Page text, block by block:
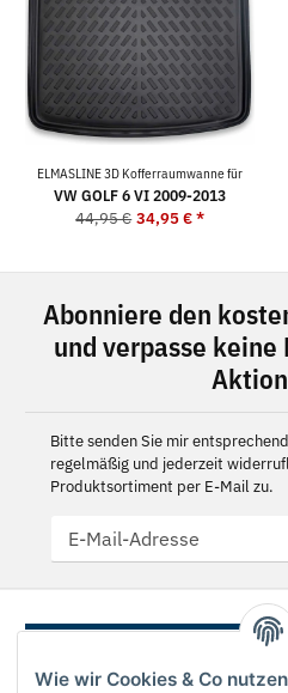
Wie wir Cookies & Co nutzen
ELMASLINE 3D Kofferraumwanne für
VW GOLF 6 VI 2009-2013
44,95 € 34,95 €*
Abonniere den
und verpasse
Bitte senden Sie mir
regelmäßig und jederzeit
Produktsortiment per E-Mail zu.